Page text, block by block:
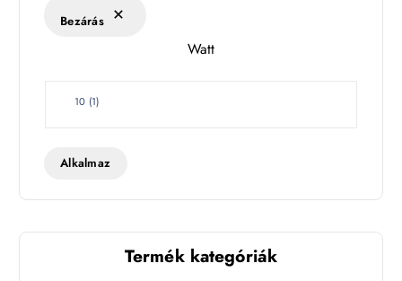
k
Bezárás
Watt
W
t
10 (1)
Alkalmaz
Termék kategóriák